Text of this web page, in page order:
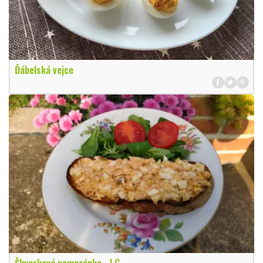
Ďábelská vejce